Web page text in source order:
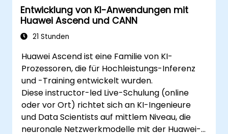
Entwicklung von KI-Anwendungen mit
Huawei Ascend und CANN
21 Stunden
Huawei Ascend ist eine Familie von KI-
Prozessoren, die für Hochleistungs-Inferenz
und -Training entwickelt wurden.
Diese instructor-led Live-Schulung (online
oder vor Ort) richtet sich an KI-Ingenieure
und Data Scientists auf mittlem Niveau, die
neuronale Netzwerkmodelle mit der Huawei-